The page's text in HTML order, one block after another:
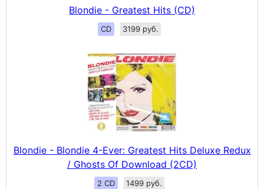
Blondie - Greatest Hits (CD)
CD 3199 руб.
Blondie - Blondie 4-Ever: Greatest Hits Deluxe Redux
/ Ghosts Of Download (2CD)
2 CD 1499 руб.